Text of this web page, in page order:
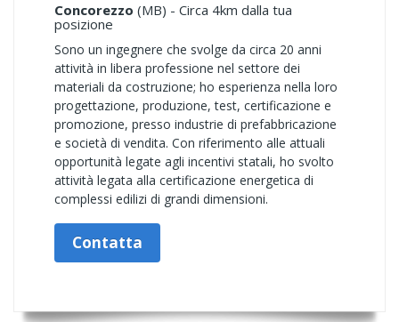
Concorezzo (MB) - Circa 4km dalla tua
posizione
Sono un ingegnere che svolge da circa 20 anni
attività in libera professione nel settore dei
materiali da costruzione; ho esperienza nella loro
progettazione, produzione, test, certificazione e
promozione, presso industrie di prefabbricazione
e società di vendita. Con riferimento alle attuali
opportunità legate agli incentivi statali, ho svolto
attività legata alla certificazione energetica di
complessi edilizi di grandi dimensioni.
Contatta